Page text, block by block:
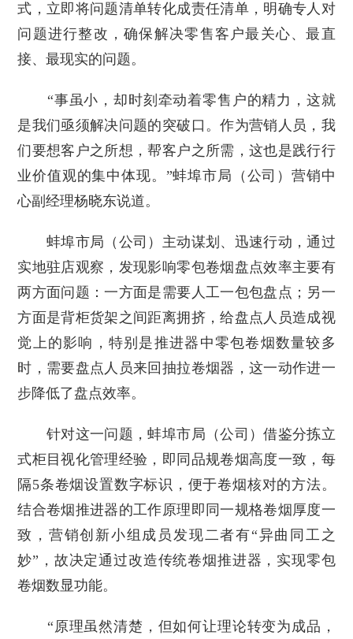
式，立即将问题清单转化成责任清单，明确专人对
问题进行整改，确保解决零售客户最关心、最直
接、最现实的问题。
“事虽小，却时刻牵动着零售户的精力，这就
是我们亟须解决问题的突破口。作为营销人员，我
们要想客户之所想，帮客户之所需，这也是践行行
业价值观的集中体现。”蚌埠市局（公司）营销中
心副经理杨晓东说道。
蚌埠市局（公司）主动谋划、迅速行动，通过
实地驻店观察，发现影响零包卷烟盘点效率主要有
两方面问题：一方面是需要人工一包包盘点；另一
方面是背柜货架之间距离拥挤，给盘点人员造成视
觉上的影响，特别是推进器中零包卷烟数量较多
时，需要盘点人员来回抽拉卷烟器，这一动作进一
步降低了盘点效率。
针对这一问题，蚌埠市局（公司）借鉴分拣立
式柜目视化管理经验，即同品规卷烟高度一致，每
隔5条卷烟设置数字标识，便于卷烟核对的方法。
结合卷烟推进器的工作原理即同一规格卷烟厚度一
致，营销创新小组成员发现二者有“异曲同工之
妙”，故决定通过改造传统卷烟推进器，实现零包
卷烟数显功能。
“原理虽然清楚，但如何让理论转变为成品，